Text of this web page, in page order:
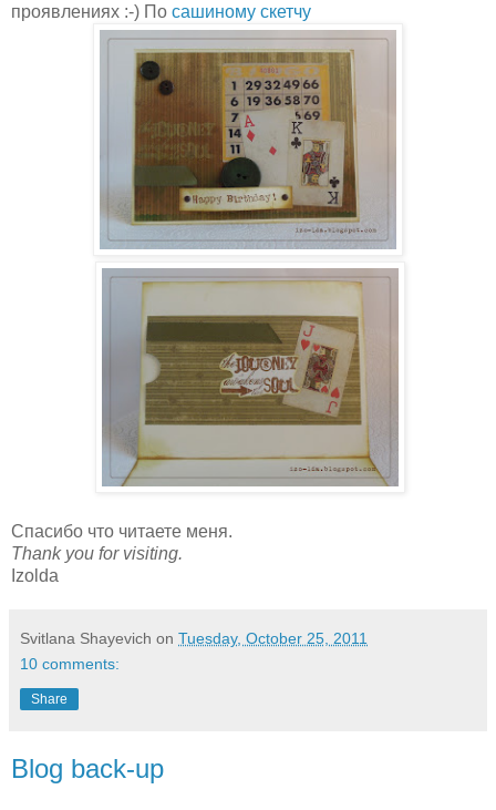
проявлениях :-) По сашиному скетчу
Спасибо что читаете меня.
Thank you for visiting.
Izolda
Svitlana Shayevich on Tuesday, October 25, 2011
10 comments:
Share
Blog back-up